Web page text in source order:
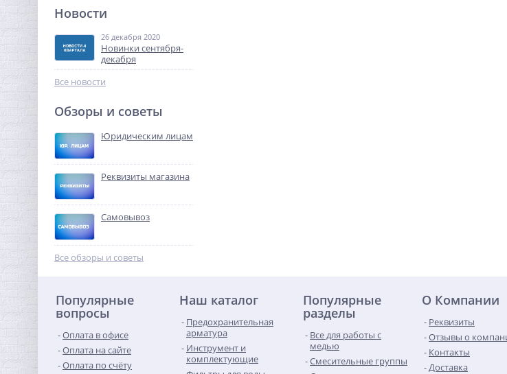
Предохранительный
клапан 1/2 x3/4 ROMMER
для отопления 3 бар
323,84
Ниппель редукция 2" x
1"1/2 (НР) латунь UNI-FITT
4 767,00 руб.
-68%
Новости
26 декабря 2020
Новинки сентября-
декабря
Все новости
Обзоры и советы
Юридическим лицам
Реквизиты магазина
Самовывоз
Все обзоры и советы
Популярные
вопросы
Оплата в офисе
Оплата на сайте
Оплата по счёту
Наш каталог
Предохранительная
арматура
Инструмент и
комплектующие
Популярные
разделы
Все для работы с
медью
Смесительные группы
О Компании
Реквизиты
Отзывы о
Контакты
Доставка